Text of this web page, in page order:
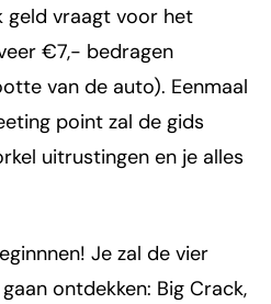
geld vraagt voor het
€7,- bedragen
van de auto). Eenmaal
point zal de gids
uitrustingen en je alles
Je zal de vier
ontdekken: Big Crack,